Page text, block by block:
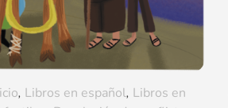
, Libros en español, Libros en